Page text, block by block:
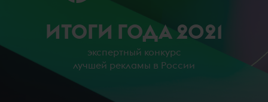
ИТОГИ ГОДА 2021
экспертный конкурс
лучшей рекламы в России